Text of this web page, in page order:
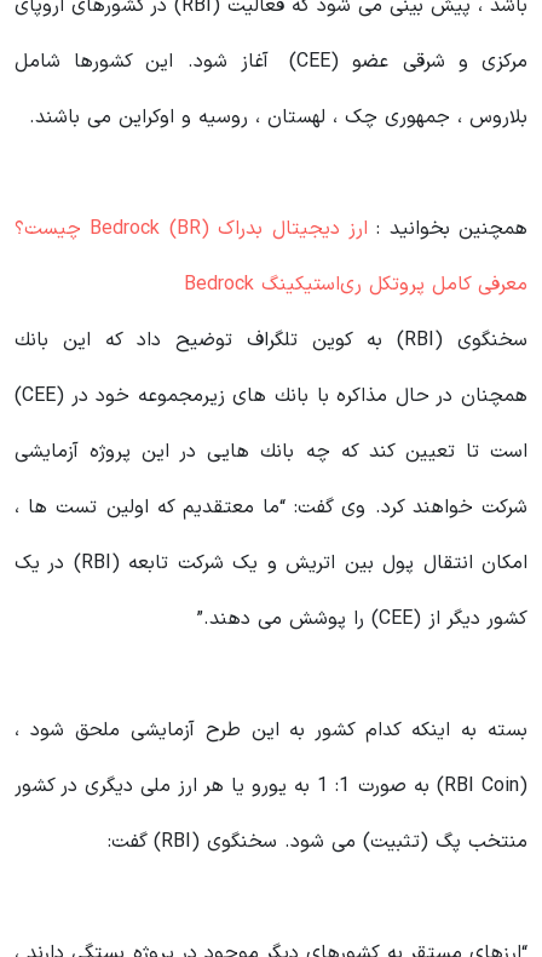
باشد ، پیش بینی می شود که فعالیت (RBI) در کشورهای اروپای
مرکزی و شرقی عضو (CEE) آغاز شود. این کشورها شامل
بلاروس ، جمهوری چک ، لهستان ، روسیه و اوکراین می باشند.
همچنین بخوانید :
ارز دیجیتال بدراک Bedrock (BR) چیست؟
معرفی کامل پروتکل ری‌استیکینگ Bedrock
سخنگوی (RBI) به کوین تلگراف توضیح داد كه این بانك
همچنان در حال مذاكره با بانك های زیرمجموعه خود در (CEE)
است تا تعیین كند كه چه بانك هایی در این پروژه آزمایشی
شركت خواهند كرد. وی گفت: “ما معتقدیم که اولین تست ها ،
امکان انتقال پول بین اتریش و یک شرکت تابعه (RBI) در یک
کشور دیگر از (CEE) را پوشش می دهند.”
بسته به اینکه کدام کشور به این طرح آزمایشی ملحق شود ،
(RBI Coin) به صورت 1: 1 به یورو یا هر ارز ملی دیگری در کشور
منتخب پگ (تثبیت) می شود. سخنگوی (RBI) گفت: